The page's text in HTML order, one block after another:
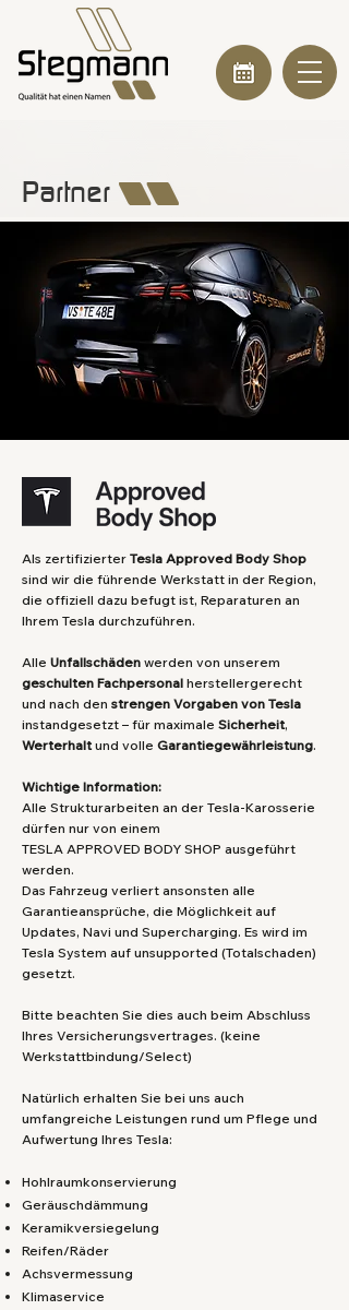
Partner
Als zertifizierter Tesla Approved Body Shop
sind wir die führende Werkstatt in der Region,
die offiziell dazu befugt ist, Reparaturen an
Ihrem Tesla durchzuführen.
Alle Unfallschäden werden von unserem
geschulten Fachpersonal herstellergerecht
und nach den strengen Vorgaben von Tesla
instandgesetzt – für maximale Sicherheit,
Werterhaltund volle Garantiegewährleistung.
Wichtige Information:
Alle Strukturarbeiten an der Tesla-Karosserie
dürfen nur von einem
TESLA APPROVED BODY SHOP ausgeführt
werden.
Das Fahrzeug verliert ansonsten alle
Garantieansprüche, die Möglichkeit auf
Updates, Navi und Supercharging. Es wird im
Tesla System auf unsupported (Totalschaden)
gesetzt.
Bitte beachten Sie dies auch beim Abschluss
Ihres Versicherungsvertrages. (keine
Werkstattbindung/Select)
Natürlich erhalten Sie bei uns auch
umfangreiche Leistungen rund um Pflege und
Aufwertung Ihres Tesla:
Hohlraumkonservierung
Geräuschdämmung
Keramikversiegelung
Reifen/Räder
Achsvermessung
Klimaservice